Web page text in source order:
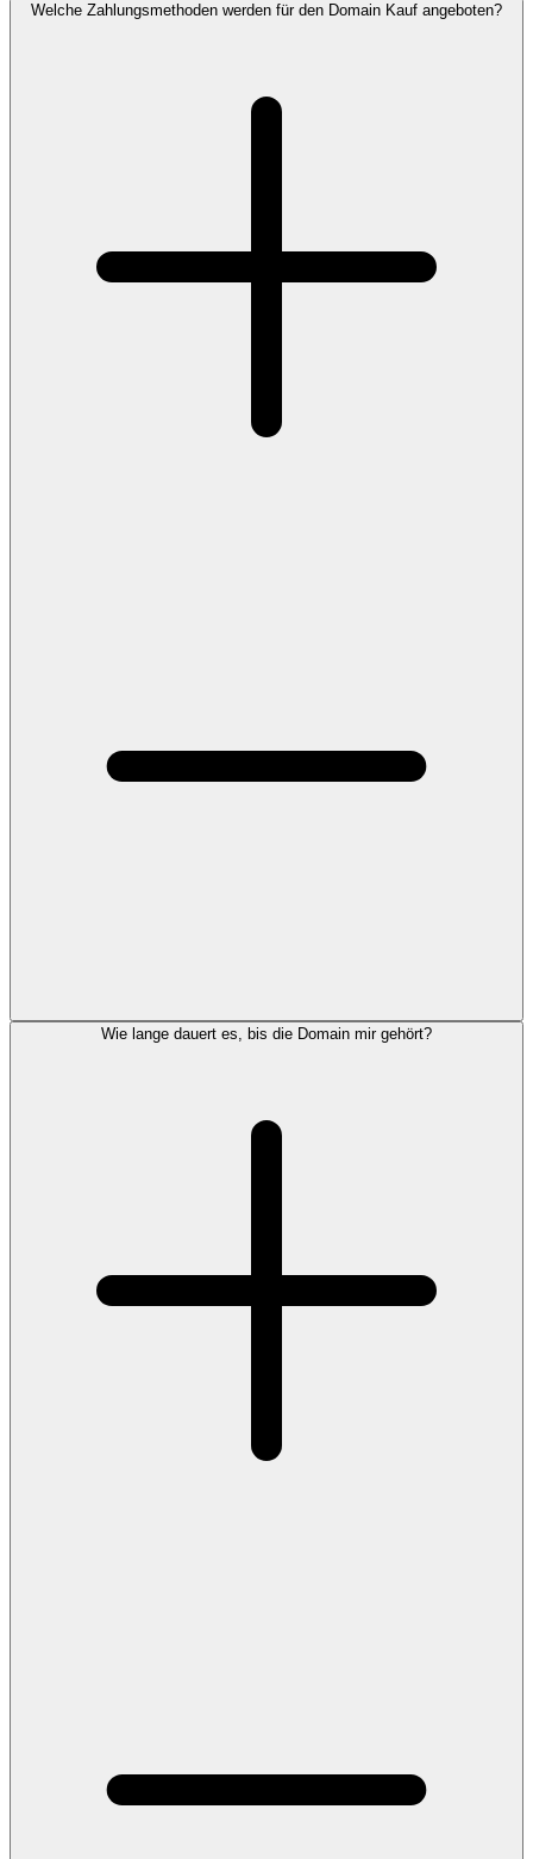
Welche Zahlungsmethoden werden für den Domain Kauf angeboten?
Wie lange dauert es, bis die Domain mir gehört?